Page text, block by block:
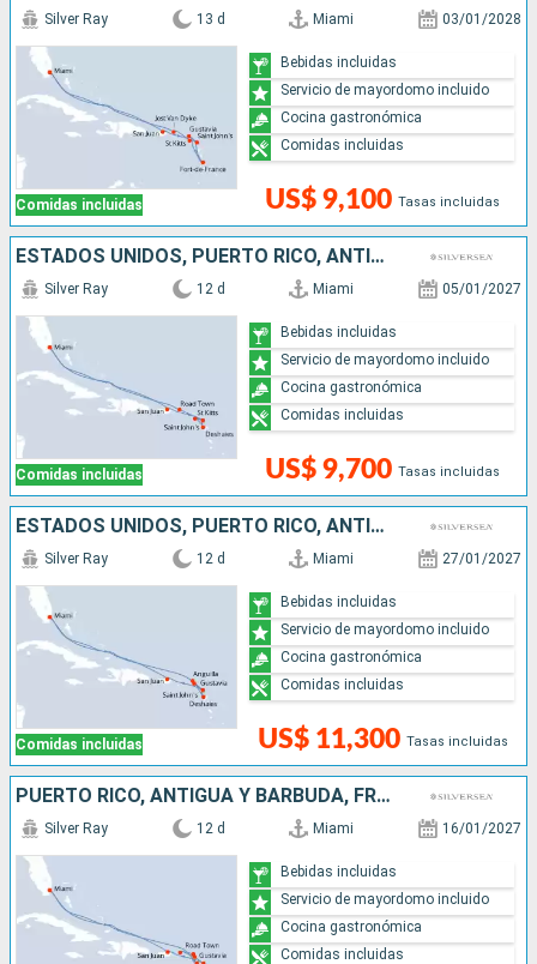
Comidas incluidas
Silver Ray 13 d Miami 03/01/2028
US$ 9,100 Tasas incluidas
Bebidas incluidas
Servicio de mayordomo incluido
Cocina gastronómica
Comidas incluidas
ESTADOS UNIDOS, PUERTO RICO, ANTIGUA Y BARBUDA, FRANCIA
Comidas incluidas
Silver Ray 12 d Miami 05/01/2027
US$ 9,700 Tasas incluidas
Bebidas incluidas
Servicio de mayordomo incluido
Cocina gastronómica
Comidas incluidas
ESTADOS UNIDOS, PUERTO RICO, ANTIGUA Y BARBUDA, FRANCIA,
Comidas incluidas
Silver Ray 12 d Miami 27/01/2027
US$ 11,300 Tasas incluidas
Bebidas incluidas
Servicio de mayordomo incluido
Cocina gastronómica
Comidas incluidas
PUERTO RICO, ANTIGUA Y BARBUDA, FRANCIA, , ESTADOS UNIDOS
Silver Ray 12 d Miami 16/01/2027
Bebidas incluidas
Servicio de mayordomo incluido
Cocina gastronómica
Comidas incluidas